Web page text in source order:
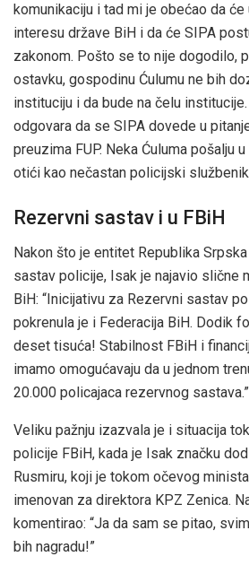
komunikaciju i tad mi je obećao da
interesu države BiH i da će SIPA
zakonom. Pošto se to nije dogodilo,
ostavku, gospodinu Ćulumu ne bih
instituciju i da bude na čelu
odgovara da se SIPA dovede u
preuzima FUP. Neka Ćuluma pošalju
otići kao nečastan policijski
Rezervni sastav i u FBiH
Nakon što je entitet Republika
sastav policije, Isak je najavio slične
BiH: “Inicijativu za Rezervni sastav
pokrenula je i Federacija BiH. Dodik
deset tisuća! Stabilnost FBiH i
imamo omogućavaju da u jednom
20.000 policajaca rezervnog sastava.”
Veliku pažnju izazvala je i situacija
policije FBiH, kada je Isak značku
Rusmiru, koji je tokom očevog
imenovan za direktora KPZ Zenica.
komentirao: “Ja da sam se pitao,
bih nagradu!”